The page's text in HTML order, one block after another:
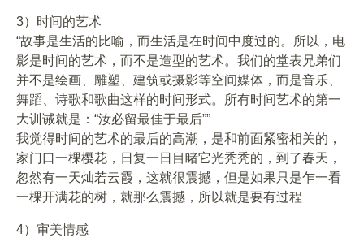
3）时间的艺术
“故事是生活的比喻，而生活是在时间中度过的。所以，电
影是时间的艺术，而不是造型的艺术。我们的堂表兄弟们
并不是绘画、雕塑、建筑或摄影等空间媒体，而是音乐、
舞蹈、诗歌和歌曲这样的时间形式。所有时间艺术的第一
大训诫就是：“汝必留最佳于最后””
我觉得时间的艺术的最后的高潮，是和前面紧密相关的，
家门口一棵樱花，日复一日目睹它光秃秃的，到了春天，
忽然有一天灿若云霞，这就很震撼，但是如果只是乍一看
一棵开满花的树，就那么震撼，所以就是要有过程
4）审美情感